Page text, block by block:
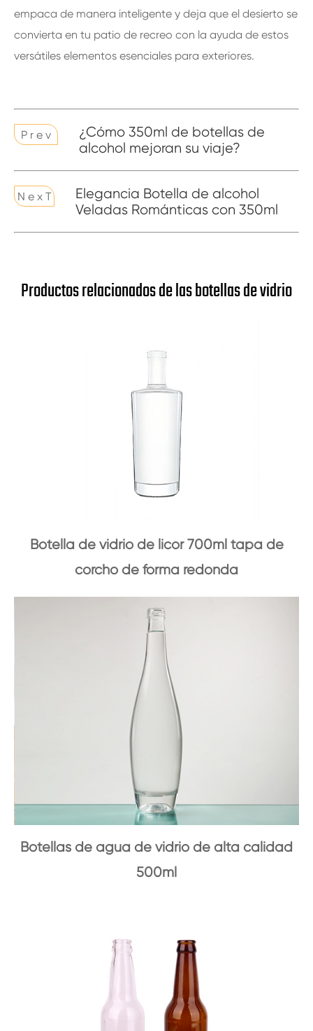
empaca de manera inteligente y deja que el desierto se
convierta en tu patio de recreo con la ayuda de estos
versátiles elementos esenciales para exteriores.
P r e v
¿Cómo 350ml de botellas de
alcohol mejoran su viaje?
N e x T
Elegancia Botella de alcohol
Veladas Románticas con 350ml
Productos relacionados de las botellas de vidrio
Botella de vidrio de licor 700ml tapa de
corcho de forma redonda
Botellas de agua de vidrio de alta calidad
500ml